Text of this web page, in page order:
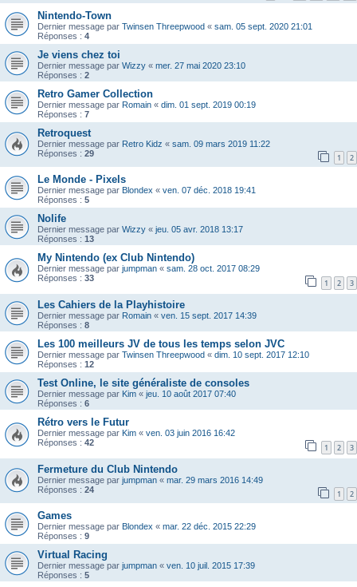
Nintendo-Town
Dernier message par Twinsen Threepwood « sam. 05 sept. 2020 21:01
Réponses : 4
Je viens chez toi
Dernier message par Wizzy « mer. 27 mai 2020 23:10
Réponses : 2
Retro Gamer Collection
Dernier message par Romain « dim. 01 sept. 2019 00:19
Réponses : 7
Retroquest
Dernier message par Retro Kidz « sam. 09 mars 2019 11:22
Réponses : 29 1 2
Le Monde - Pixels
Dernier message par Blondex « ven. 07 déc. 2018 19:41
Réponses : 5
Nolife
Dernier message par Wizzy « jeu. 05 avr. 2018 13:17
Réponses : 13
My Nintendo (ex Club Nintendo)
Dernier message par jumpman « sam. 28 oct. 2017 08:29
Réponses : 33 1 2 3
Les Cahiers de la Playhistoire
Dernier message par Romain « ven. 15 sept. 2017 14:39
Réponses : 8
Les 100 meilleurs JV de tous les temps selon JVC
Dernier message par Twinsen Threepwood « dim. 10 sept. 2017 12:10
Réponses : 12
Test Online, le site généraliste de consoles
Dernier message par Kim « jeu. 10 août 2017 07:40
Réponses : 6
Rétro vers le Futur
Dernier message par Kim « ven. 03 juin 2016 16:42
Réponses : 42 1 2 3
Fermeture du Club Nintendo
Dernier message par jumpman « mar. 29 mars 2016 14:49
Réponses : 24 1 2
Games
Dernier message par Blondex « mar. 22 déc. 2015 22:29
Réponses : 9
Virtual Racing
Dernier message par jumpman « ven. 10 juil. 2015 17:39
Réponses : 5